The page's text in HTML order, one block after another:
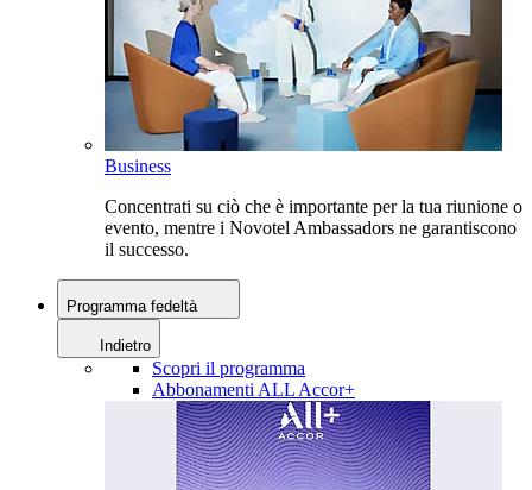
Business
Concentrati su ciò che è importante per la tua riunione o
evento, mentre i Novotel Ambassadors ne garantiscono
il successo.
Programma fedeltà
Indietro
Scopri il programma
Abbonamenti ALL Accor+